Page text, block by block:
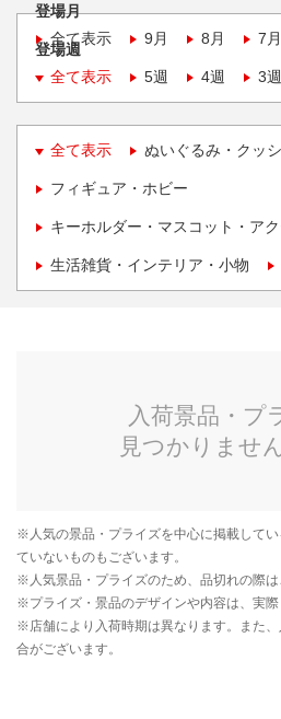
登場月
全て表示
9月 8月 7月
登場週
全て表示
5週 4週 3週
全て表示 ぬいぐるみ・クッ
フィギュア・ホビー
キーホルダー・マスコット・ア
生活雑貨・インテリア・小物